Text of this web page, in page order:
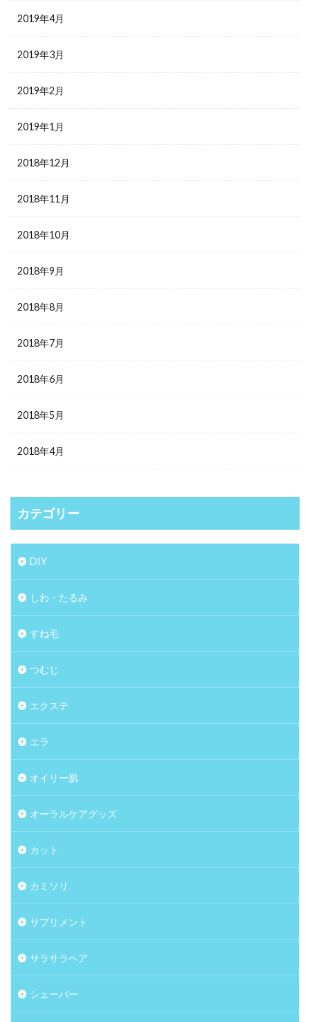
2019年4月
2019年3月
2019年2月
2019年1月
2018年12月
2018年11月
2018年10月
2018年9月
2018年8月
2018年7月
2018年6月
2018年5月
2018年4月
カテゴリー
DIY
しわ・たるみ
すね毛
つむじ
エクステ
エラ
オイリー肌
オーラルケアグッズ
カット
カミソリ
サプリメント
サラサラヘア
シェーバー